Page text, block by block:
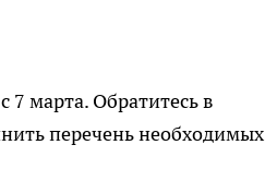
марта. Обратитесь в
перечень необходимых